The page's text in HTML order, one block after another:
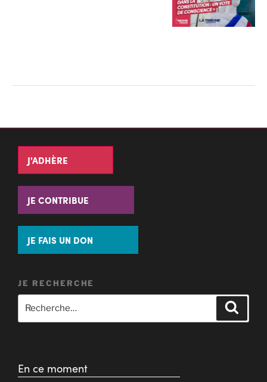
J'ADHÈRE
JE CONTRIBUE
JE FAIS UN DON
JE RECHERCHE
En ce moment